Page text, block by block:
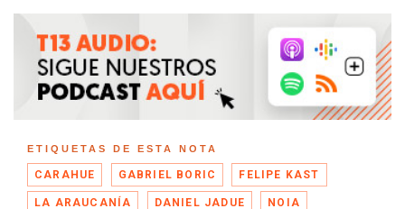
ETIQUETAS DE ESTA NOTA
CARAHUE GABRIEL BORIC FELIPE KAST
LA ARAUCANÍA DANIEL JADUE NOIA